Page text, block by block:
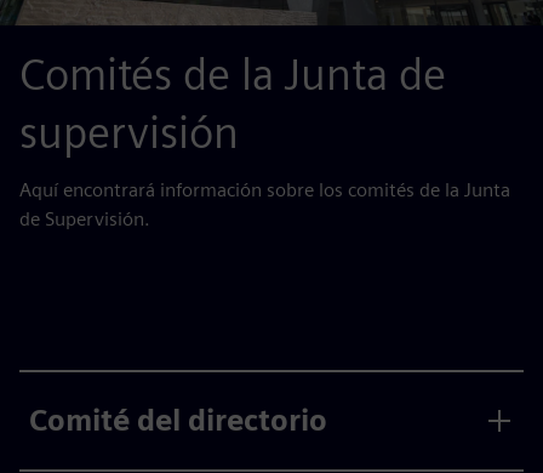
Comités de la Junta de
supervisión
Aquí encontrará información sobre los comités de la Junta
de Supervisión.
Comité del directorio